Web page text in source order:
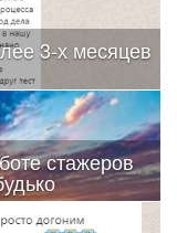
3-х месяцев
стажеров